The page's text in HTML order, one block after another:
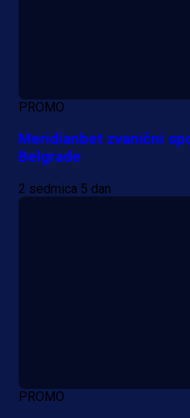
PROMO
Meridianbet zvanični
Belgrade
2 sedmica 5 dan
PROMO